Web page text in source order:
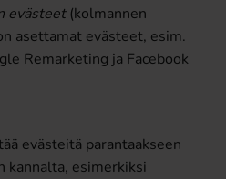
evästeet(kolmannen
asettamat evästeet, esim.
Remarketing ja Facebook
evästeitä parantaakseen
kannalta, esimerkiksi